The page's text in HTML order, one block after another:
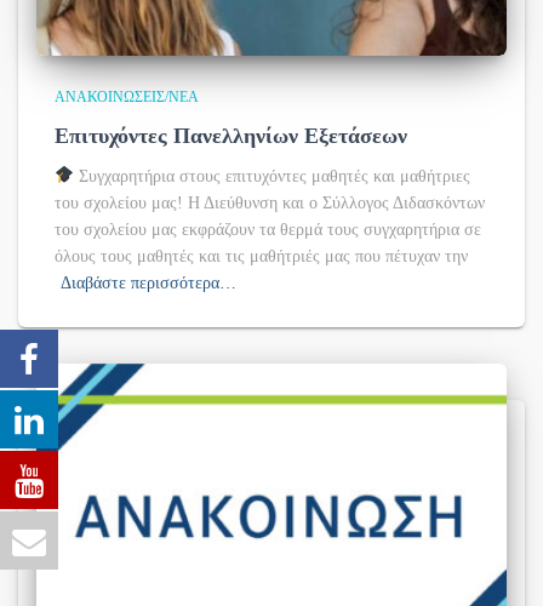
ΑΝΑΚΟΙΝΏΣΕΙΣ/ΝΈΑ
Επιτυχόντες Πανελληνίων Εξετάσεων
Συγχαρητήρια στους επιτυχόντες μαθητές και μαθήτριες
του σχολείου μας! Η Διεύθυνση και ο Σύλλογος Διδασκόντων
του σχολείου μας εκφράζουν τα θερμά τους συγχαρητήρια σε
όλους τους μαθητές και τις μαθήτριές μας που πέτυχαν την
Διαβάστε περισσότερα…